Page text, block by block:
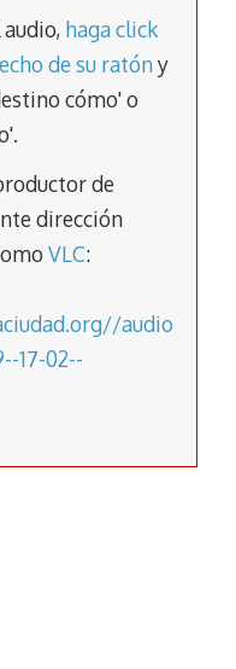
l l p
ar
tir
haga click
de su ratóny
cómo' o
de
dirección
VLC:
audio
17-02--